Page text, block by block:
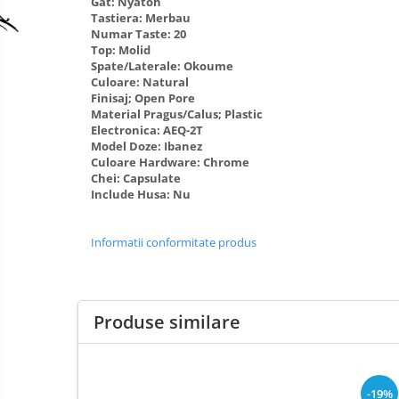
Clarinet
Clarinet Si bemol
Clarinet Mi bemol
Mustiuc clarinet
Stativ clarinet
Bratara clarinet
Corn de vanatoare
Accesorii flaut
Tastiera: Merbau
Numar Taste: 20
Top: Molid
Spate/Laterale: Okoume
Culoare: Natural
Finisaj; Open Pore
Material Pragus/Calus; Plastic
Electronica: AEQ-2T
Model Doze: Ibanez
Culoare Hardware: Chrome
Chei: Capsulate
Include Husa: Nu
Informatii conformitate produs
Produse similare
-19%